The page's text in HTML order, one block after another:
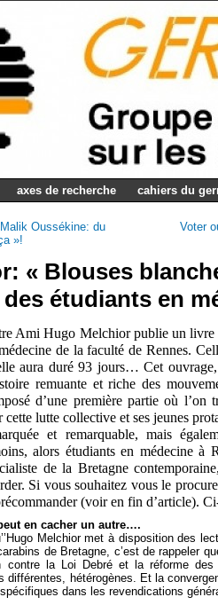
axes de recherche cahiers du
Oussékine: du
»!
Voter
« Blouses
étudiants en
Ami Hugo Melchior publie un livre
de la faculté de Rennes.
aura duré 93 jours… Cet
remuante et riche des
d’une première partie où l’on
cette lutte collective et ses jeunes
et remarquable, mais
alors étudiants en médecine à
de la Bretagne
. Si vous souhaitez vous le
(voir en fin d’article).
en cacher un autre….
Melchior met à disposition des
de Bretagne, c’est de rappeler
la Loi Debré et la réforme
différentes, hétérogènes. Et la
dans les revendications